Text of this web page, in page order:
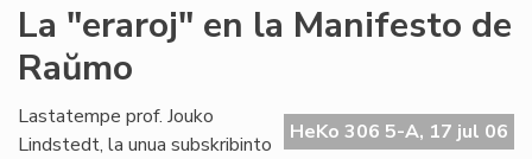
La "eraroj" en la Manifesto de
Raŭmo
HeKo 306 5-A, 17 jul 06
Lastatempe prof. Jouko
Lindstedt, la unua subskribinto